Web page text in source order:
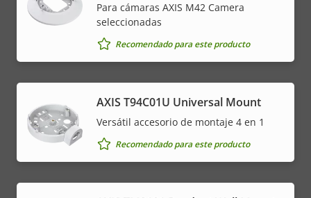
Para cámaras AXIS M42 Camera
seleccionadas
Recomendado para este producto
AXIS T94C01U Universal Mount
Versátil accesorio de montaje 4 en 1
Recomendado para este producto